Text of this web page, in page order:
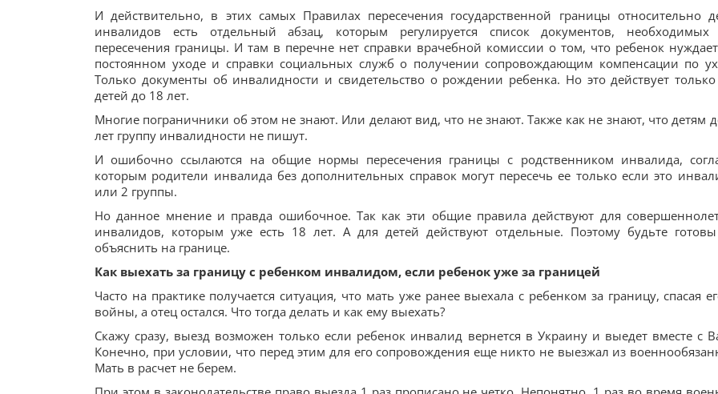
И действительно, в этих самых Правилах пересечения государственной границы относительно
инвалидов есть отдельный абзац, которым регулируется список документов, необходимых
пересечения границы. И там в перечне нет справки врачебной комиссии о том, что ребенок
постоянном уходе и справки социальных служб о получении сопровождающим компенсации по
Только документы об инвалидности и свидетельство о рождении ребенка. Но это действует
детей до 18 лет.
Многие пограничники об этом не знают. Или делают вид, что не знают. Также как не знают, что детям
лет группу инвалидности не пишут.
И ошибочно ссылаются на общие нормы пересечения границы с родственником инвалида,
которым родители инвалида без дополнительных справок могут пересечь ее только если это
или 2 группы.
Но данное мнение и правда ошибочное. Так как эти общие правила действуют для
инвалидов, которым уже есть 18 лет. А для детей действуют отдельные. Поэтому будьте
объяснить на границе.
Как выехать за границу с ребенком инвалидом, если ребенок уже за границей
Часто на практике получается ситуация, что мать уже ранее выехала с ребенком за границу, спасая
войны, а отец остался. Что тогда делать и как ему выехать?
Скажу сразу, выезд возможен только если ребенок инвалид вернется в Украину и выедет вместе с
Конечно, при условии, что перед этим для его сопровождения еще никто не выезжал из
Мать в расчет не берем.